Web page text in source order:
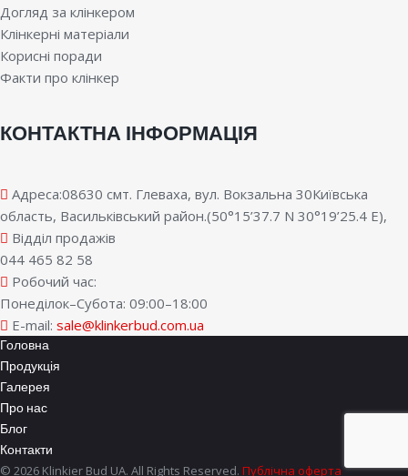
Догляд за клінкером
Клінкерні матеріали
Корисні поради
Факти про клінкер
КОНТАКТНА ІНФОРМАЦІЯ
Адреса:08630 смт. Глеваха, вул. Вокзальна 30Київська
область, Васильківський район.(50°15’37.7 N 30°19’25.4 E),
Відділ продажів
044 465 82 58
Робочий час:
Понеділок–Субота: 09:00–18:00
E-mail: sale@klinkerbud.com.ua
Головна
Продукція
Галерея
Про нас
Блог
Контакти
© 2026 Klinkier Bud UA. All Rights Reserved. Публічна оферта